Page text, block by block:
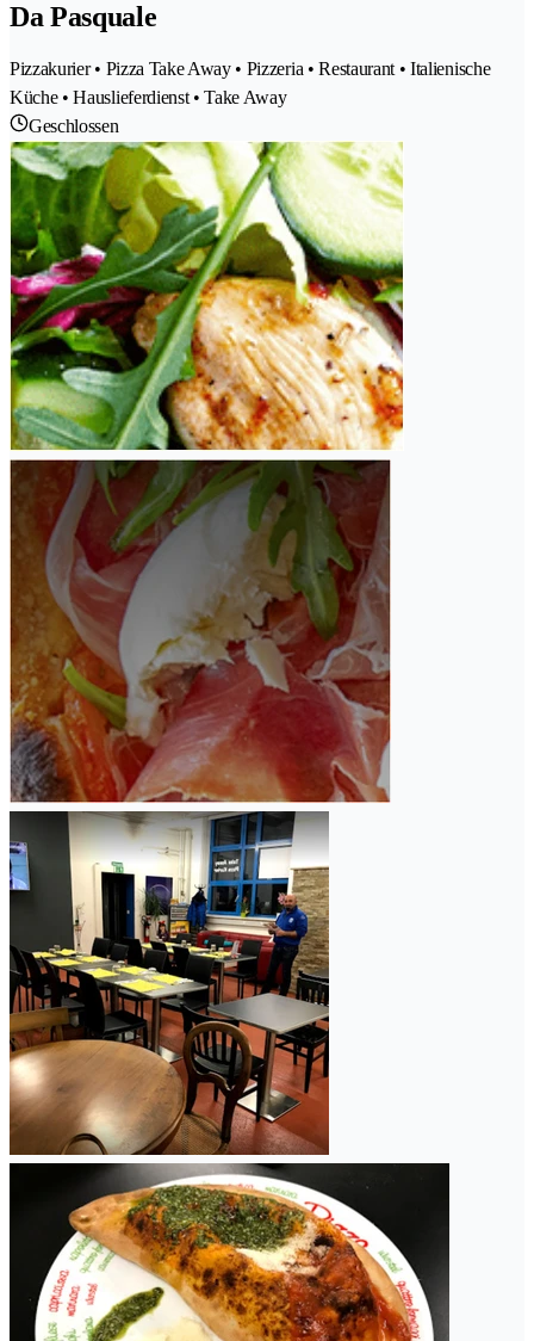
Da Pasquale
Pizzakurier • Pizza Take Away • Pizzeria • Restaurant • Italienische
Küche • Hauslieferdienst • Take Away
Geschlossen